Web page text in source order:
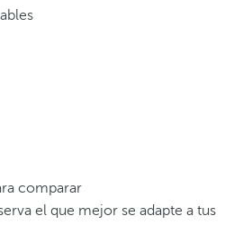
comparar
el que mejor se adapte a tus